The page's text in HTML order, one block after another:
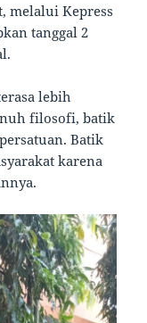
melalui Kepress
tanggal 2
lebih
filosofi, batik
Batik
karena